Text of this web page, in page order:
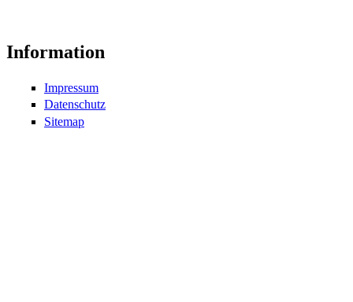
Information
Impressum
Datenschutz
Sitemap